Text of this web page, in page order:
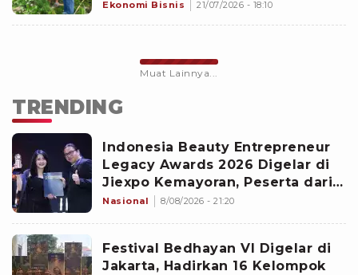
Ekonomi Bisnis 21/07/2026 - 18:10
Muat Lainnya...
TRENDING
Indonesia Beauty Entrepreneur
Legacy Awards 2026 Digelar di
Jiexpo Kemayoran, Peserta dari
4 Negara Adu Karya PMU
Nasional 8/08/2026 - 21:20
Festival Bedhayan VI Digelar di
Jakarta, Hadirkan 16 Kelompok